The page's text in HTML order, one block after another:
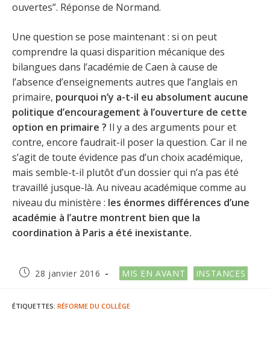
ouvertes”. Réponse de Normand.
Une question se pose maintenant : si on peut
comprendre la quasi disparition mécanique des
bilangues dans l’académie de Caen à cause de
l’absence d’enseignements autres que l’anglais en
primaire, pourquoi n’y a-t-il eu absolument aucune
politique d’encouragement à l’ouverture de cette
option en primaire ? Il y a des arguments pour et
contre, encore faudrait-il poser la question. Car il ne
s’agit de toute évidence pas d’un choix académique,
mais semble-t-il plutôt d’un dossier qui n’a pas été
travaillé jusque-là. Au niveau académique comme au
niveau du ministère : les énormes différences d’une
académie à l’autre montrent bien que la
coordination à Paris a été inexistante.
Publication
28 janvier 2016
Post
category:
MIS EN AVANT INSTANCES
ÉTIQUETTES: RÉFORME DU COLLÈGE